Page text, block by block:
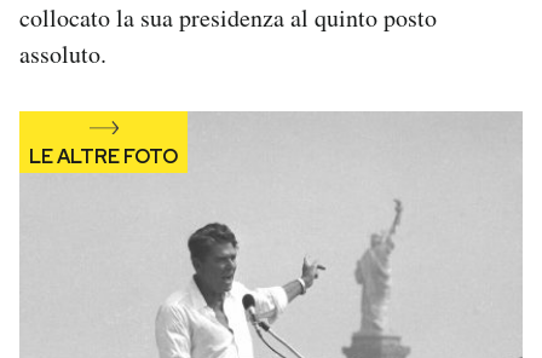
collocato la sua presidenza al quinto posto
assoluto.